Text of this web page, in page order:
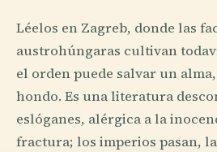
Léelos en Zagreb, donde las
austrohúngaras cultivan
el orden puede salvar un
hondo. Es una literatura
eslóganes, alérgica a la
fractura; los imperios pasan,